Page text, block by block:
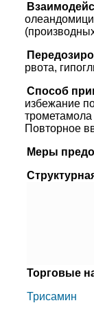
рвота,
Способ
избежание
Повторное
Меры
Торговые
Трисамин